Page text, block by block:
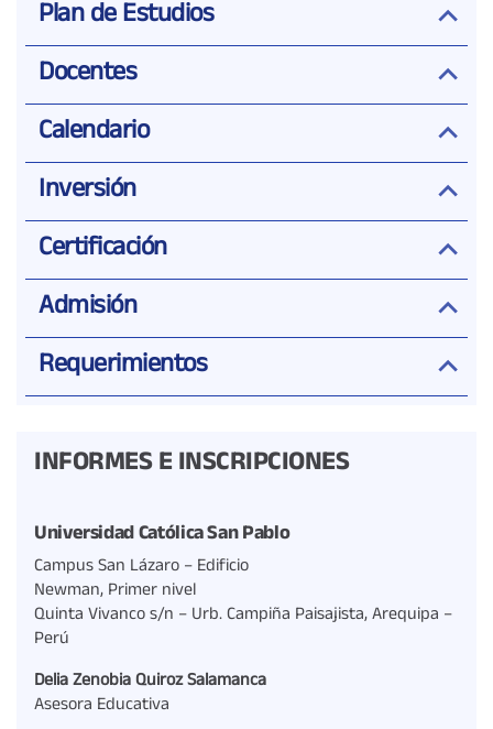
Plan de Estudios
Docentes
Calendario
Inversión
Certificación
Admisión
Requerimientos
INFORMES E INSCRIPCIONES
Universidad Católica San Pablo
Campus San Lázaro – Edificio
Newman, Primer nivel
Quinta Vivanco s/n – Urb. Campiña Paisajista, Arequipa –
Perú
Delia Zenobia Quiroz Salamanca
Asesora Educativa